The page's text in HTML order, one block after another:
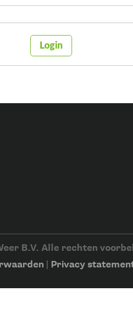
Login
B.V. Alle rechten
Privacy